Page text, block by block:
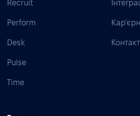
Recruit
Perform
Desk
Pulse
Time